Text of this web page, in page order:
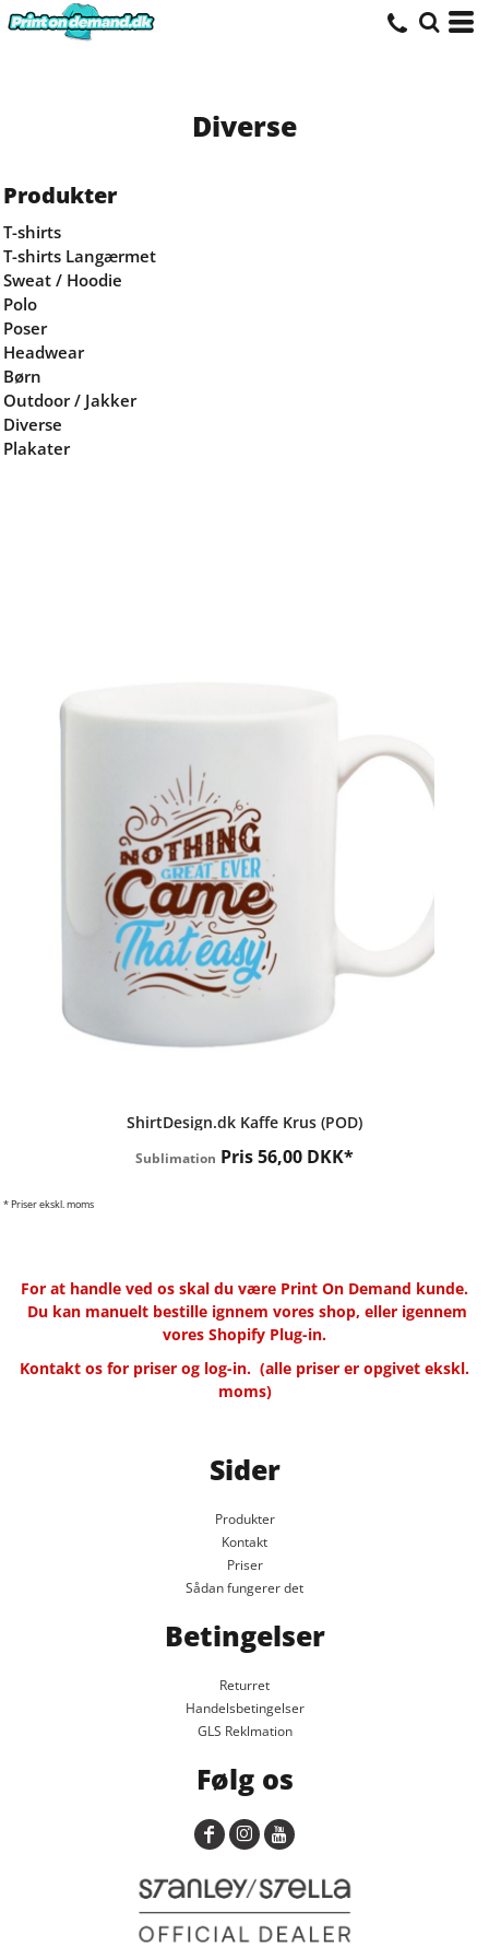
Diverse
Produkter
T-shirts
T-shirts Langærmet
Sweat / Hoodie
Polo
Poser
Headwear
Børn
Outdoor / Jakker
Diverse
Plakater
ShirtDesign.dk Kaffe Krus (POD)
Sublimation Pris56,00 DKK*
* Priser ekskl. moms
For at handle ved os skal du være Print On Demand kunde.
Du kan manuelt bestille ignnem vores shop, eller igennem
vores Shopify Plug-in.
Kontakt os for priser og log-in. (alle priser er opgivet ekskl.
moms)
Sider
Produkter
Kontakt
Priser
Sådan fungerer det
Betingelser
Returret
Handelsbetingelser
GLS Reklmation
Følg os